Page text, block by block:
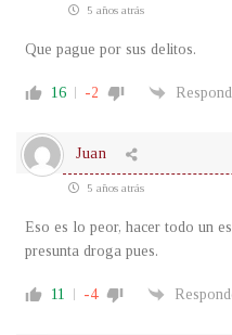
5 años atrás
Que pague por sus delitos.
16 -2
Juan
5 años atrás
Eso es lo peor, hacer todo un
presunta droga pues.
11 -4